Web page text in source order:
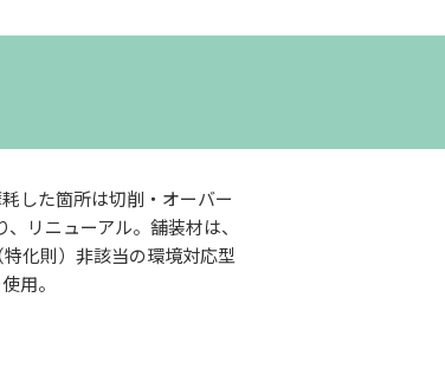
した箇所は切削・オーバー
、リニューアル。舗装材は、
化則）非該当の環境対応型
用。